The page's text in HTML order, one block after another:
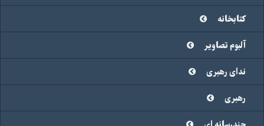
کتابخانه
آلبوم تصاویر
ندای رهبری
رهبری